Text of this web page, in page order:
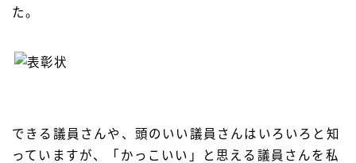
た。
できる議員さんや、頭のいい議員さんはいろいろと知
っていますが、「かっこいい」と思える議員さんを私